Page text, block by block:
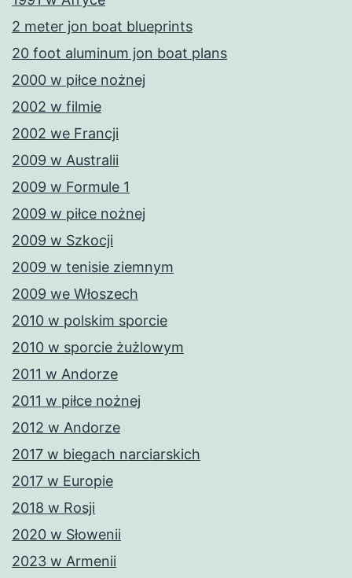
2 meter jon boat blueprints
20 foot aluminum jon boat plans
2000 w piłce nożnej
2002 w filmie
2002 we Francji
2009 w Australii
2009 w Formule 1
2009 w piłce nożnej
2009 w Szkocji
2009 w tenisie ziemnym
2009 we Włoszech
2010 w polskim sporcie
2010 w sporcie żużlowym
2011 w Andorze
2011 w piłce nożnej
2012 w Andorze
2017 w biegach narciarskich
2017 w Europie
2018 w Rosji
2020 w Słowenii
2023 w Armenii